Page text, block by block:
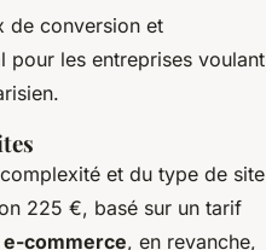
de conversion et
pour les entreprises voulant
et du type de site
225 €, basé sur un tarif
commerce, en revanche,